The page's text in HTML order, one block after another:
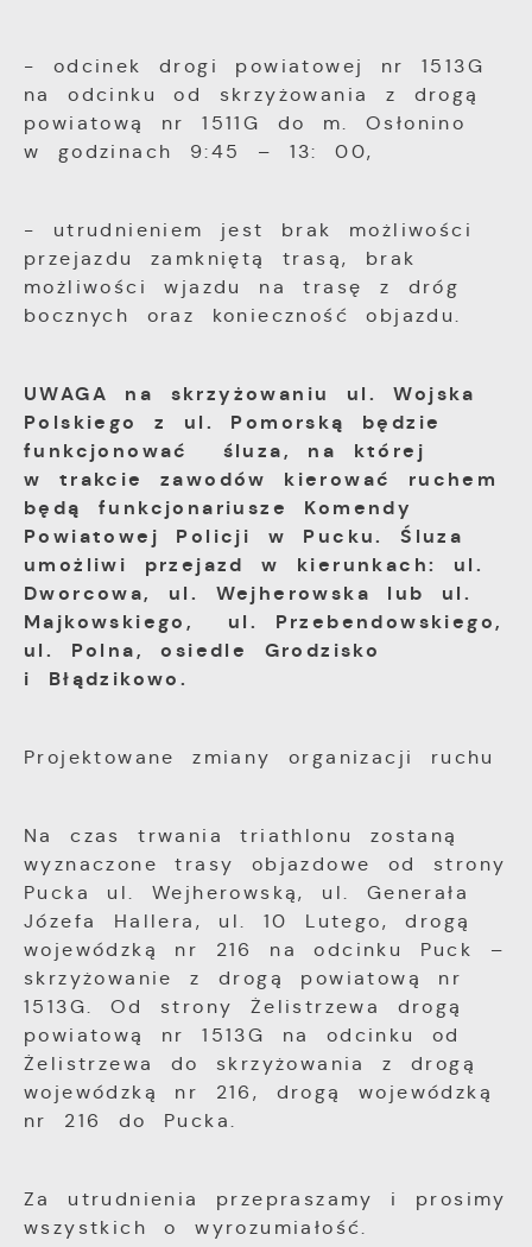
- odcinek drogi powiatowej nr 1513G
na odcinku od skrzyżowania z drogą
powiatową nr 1511G do m. Osłonino
w godzinach 9:45 – 13: 00,
- utrudnieniem jest brak możliwości
przejazdu zamkniętą trasą, brak
możliwości wjazdu na trasę z dróg
bocznych oraz konieczność objazdu.
UWAGA na skrzyżowaniu ul. Wojska
Polskiego z ul. Pomorską będzie
funkcjonować śluza, na której
w trakcie zawodów kierować ruchem
będą funkcjonariusze Komendy
Powiatowej Policji w Pucku. Śluza
umożliwi przejazd w kierunkach: ul.
Dworcowa, ul. Wejherowska lub ul.
Majkowskiego, ul. Przebendowskiego,
ul. Polna, osiedle Grodzisko
i Błądzikowo.
Projektowane zmiany organizacji ruchu
Na czas trwania triathlonu zostaną
wyznaczone trasy objazdowe od strony
Pucka ul. Wejherowską, ul. Generała
Józefa Hallera, ul. 10 Lutego, drogą
wojewódzką nr 216 na odcinku Puck –
skrzyżowanie z drogą powiatową nr
1513G. Od strony Żelistrzewa drogą
powiatową nr 1513G na odcinku od
Żelistrzewa do skrzyżowania z drogą
wojewódzką nr 216, drogą wojewódzką
nr 216 do Pucka.
Za utrudnienia przepraszamy i prosimy
wszystkich o wyrozumiałość.